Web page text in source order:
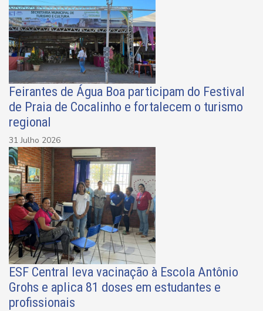
Feirantes de Água Boa participam do Festival
de Praia de Cocalinho e fortalecem o turismo
regional
31 Julho 2026
ESF Central leva vacinação à Escola Antônio
Grohs e aplica 81 doses em estudantes e
profissionais